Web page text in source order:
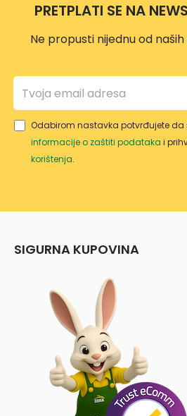
PRETPLATI SE NA
Ne propusti nijednu od
Odabirom nastavka potvrđujete da
informacije o zaštiti podataka i
korištenja.
SIGURNA KUPOVINA